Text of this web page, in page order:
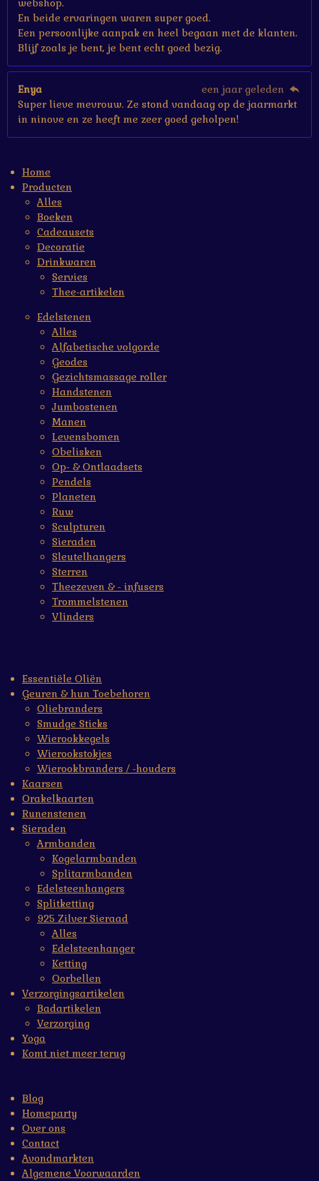
webshop.
En beide ervaringen waren super goed.
Een persoonlijke aanpak en heel begaan met de klanten.
Blijf zoals je bent, je bent echt goed bezig.
Enya
een jaar geleden
Super lieve mevrouw. Ze stond vandaag op de jaarmarkt
in ninove en ze heeft me zeer goed geholpen!
Home
Producten
Alles
Boeken
Cadeausets
Decoratie
Drinkwaren
Servies
Thee-artikelen
Edelstenen
Alles
Alfabetische volgorde
Geodes
Gezichtsmassage roller
Handstenen
Jumbostenen
Manen
Levensbomen
Obelisken
Op- & Ontlaadsets
Pendels
Planeten
Ruw
Sculpturen
Sieraden
Sleutelhangers
Sterren
Theezeven & - infusers
Trommelstenen
Vlinders
Essentiële Oliën
Geuren & hun Toebehoren
Oliebranders
Smudge Sticks
Wierookkegels
Wierookstokjes
Wierookbranders / -houders
Kaarsen
Orakelkaarten
Runenstenen
Sieraden
Armbanden
Kogelarmbanden
Splitarmbanden
Edelsteenhangers
Splitketting
925 Zilver Sieraad
Alles
Edelsteenhanger
Ketting
Oorbellen
Verzorgingsartikelen
Badartikelen
Verzorging
Yoga
Komt niet meer terug
Blog
Homeparty
Over ons
Contact
Avondmarkten
Algemene Voorwaarden